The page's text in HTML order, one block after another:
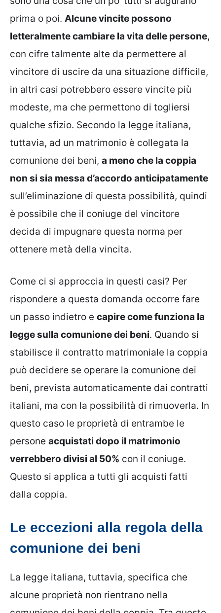
prima o poi. Alcune vincite possono
letteralmente cambiare la vita delle persone,
con cifre talmente alte da permettere al
vincitore di uscire da una situazione difficile,
in altri casi potrebbero essere vincite più
modeste, ma che permettono di togliersi
qualche sfizio. Secondo la legge italiana,
tuttavia, ad un matrimonio è collegata la
comunione dei beni, a meno che la coppia
non si sia messa d’accordo anticipatamente
sull’eliminazione di questa possibilità, quindi
è possibile che il coniuge del vincitore
decida di impugnare questa norma per
ottenere metà della vincita.
Come ci si approccia in questi casi? Per
rispondere a questa domanda occorre fare
un passo indietro e capire come funziona la
legge sulla comunione dei beni. Quando si
stabilisce il contratto matrimoniale la coppia
può decidere se operare la comunione dei
beni, prevista automaticamente dai contratti
italiani, ma con la possibilità di rimuoverla. In
questo caso le proprietà di entrambe le
persone acquistati dopo il matrimonio
verrebbero divisi al 50% con il coniuge.
Questo si applica a tutti gli acquisti fatti
dalla coppia.
Le eccezioni alla regola della
comunione dei beni
La legge italiana, tuttavia, specifica che
alcune proprietà non rientrano nella